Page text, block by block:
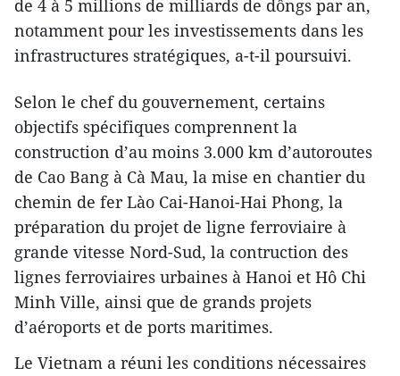
de 4 à 5 millions de milliards de dôngs par an,
notamment pour les investissements dans les
infrastructures stratégiques, a-t-il poursuivi.
Selon le chef du gouvernement, certains
objectifs spécifiques comprennent la
construction d’au moins 3.000 km d’autoroutes
de Cao Bang à Cà Mau, la mise en chantier du
chemin de fer Lào Cai-Hanoi-Hai Phong, la
préparation du projet de ligne ferroviaire à
grande vitesse Nord-Sud, la contruction des
lignes ferroviaires urbaines à Hanoi et Hô Chi
Minh Ville, ainsi que de grands projets
d’aéroports et de ports maritimes.
Le Vietnam a réuni les conditions nécessaires